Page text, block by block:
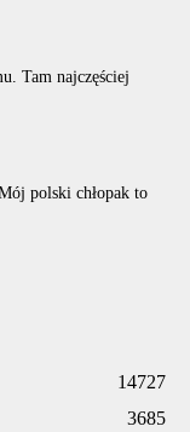
Tam najczęściej
polski chłopak to
14727
3685